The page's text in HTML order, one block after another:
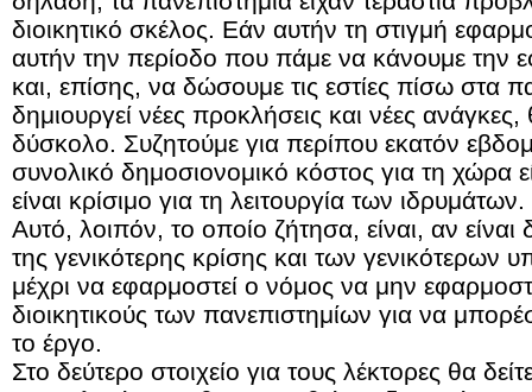
διοικητικό σκέλος. Εάν αυτήν τη στιγμή
αυτήν την περίοδο που πάμε να κάνουμε την
και, επίσης, να δώσουμε τις εστίες πίσω στα
δημιουργεί νέες προκλήσεις και νέες
δύσκολο. Συζητούμε για περίπου εκατόν
συνολικό δημοσιονομικό κόστος για τη χώρα
είναι κρίσιμο για τη λειτουργία των ιδρυμάτων.
Αυτό, λοιπόν, το οποίο ζήτησα, είναι, αν
της γενικότερης κρίσης και των γενικότερων
μέχρι να εφαρμοστεί ο νόμος να μην
διοικητικούς των πανεπιστημίων για να
το έργο.
Στο δεύτερο στοιχείο για τους λέκτορες θα